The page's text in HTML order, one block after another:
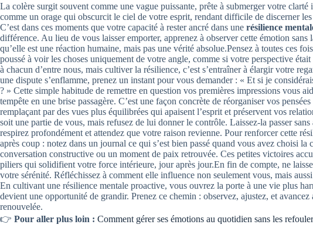
La colère surgit souvent comme une vague puissante, prête à submerger votre clarté
comme un orage qui obscurcit le ciel de votre esprit, rendant difficile de discerner les
C’est dans ces moments que votre capacité à rester ancré dans une résilience
différence. Au lieu de vous laisser emporter, apprenez à observer cette émotion sans
qu’elle est une réaction humaine, mais pas une vérité absolue.Pensez à toutes ces
poussé à voir les choses uniquement de votre angle, comme si votre perspective
à chacun d’entre nous, mais cultiver la résilience, c’est s’entraîner à élargir votre
une dispute s’enflamme, prenez un instant pour vous demander : « Et si je
? » Cette simple habitude de remettre en question vos premières impressions vous
tempête en une brise passagère. C’est une façon concrète de réorganiser vos
remplaçant par des vues plus équilibrées qui apaisent l’esprit et préservent vos
soit une partie de vous, mais refusez de lui donner le contrôle. Laissez-la passer
respirez profondément et attendez que votre raison revienne. Pour renforcer cette
après coup : notez dans un journal ce qui s’est bien passé quand vous avez choisi la
conversation constructive ou un moment de paix retrouvée. Ces petites victoires
piliers qui solidifient votre force intérieure, jour après jour.En fin de compte, ne
votre sérénité. Réfléchissez à comment elle influence non seulement vous, mais
En cultivant une résilience mentale proactive, vous ouvrez la porte à une vie plus
devient une opportunité de grandir. Prenez ce chemin : observez, ajustez, et avancez
renouvelée.
👉 Pour aller plus loin : Comment gérer ses émotions au quotidien sans les refouler